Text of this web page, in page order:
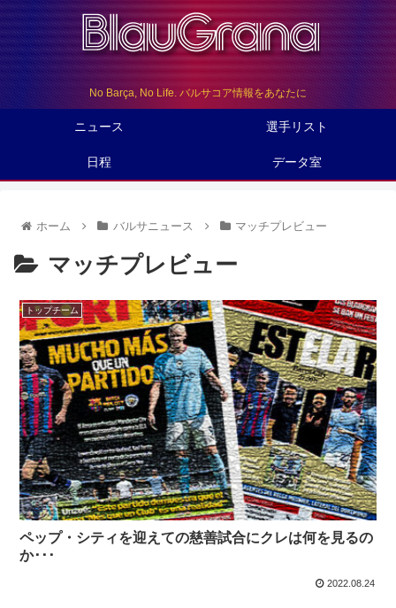
No Barça, No Life. バルサコア情報をあなたに
ニュース 選手リスト
日程 データ室
ホーム バルサニュース マッチプレビュー
マッチプレビュー
トップチーム
ペップ・シティを迎えての慈善試合にクレは何を見るの
か･･･
2022.08.24